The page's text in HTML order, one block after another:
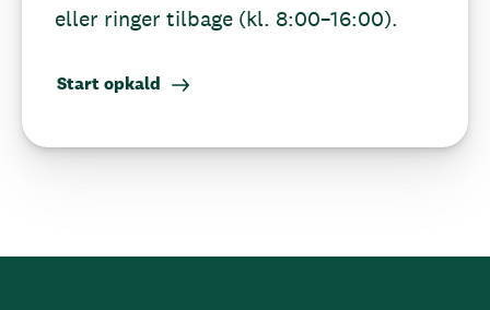
eller ringer tilbage (kl. 8:00–16:00).
Start opkald